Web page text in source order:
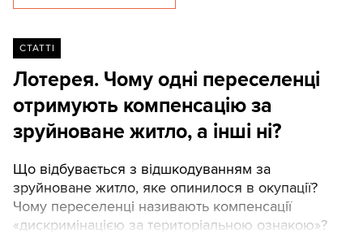
СТАТТІ
Лотерея. Чому одні переселенці
отримують компенсацію за
зруйноване житло, а інші ні?
Що відбувається з відшкодуванням за
зруйноване житло, яке опинилося в окупації?
Чому переселенці називають компенсації
«дискримінацією за територіальною ознакою»?